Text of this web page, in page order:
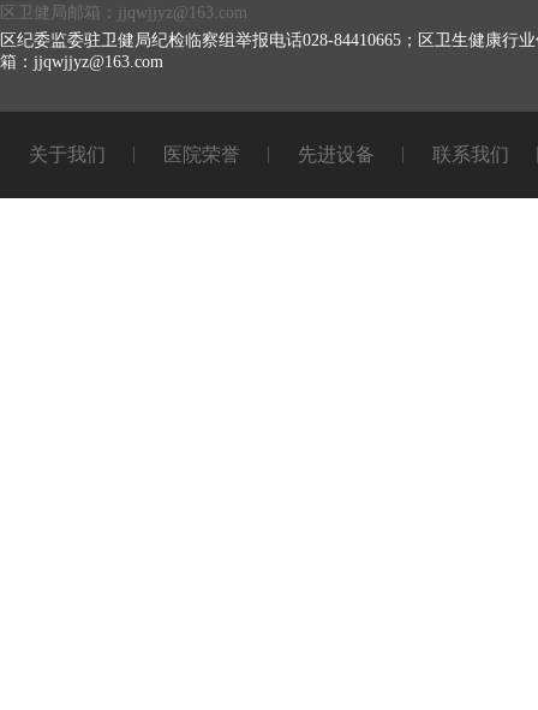
区卫健局邮箱：jjqwjjyz@163.com
区纪委监委驻卫健局纪检临察组举报电话028-84410665；区卫生健康行
箱：jjqwjjyz@163.com
关于我们 医院荣誉 先进设备 联系我们